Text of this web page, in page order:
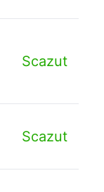
Scazut
Scazut